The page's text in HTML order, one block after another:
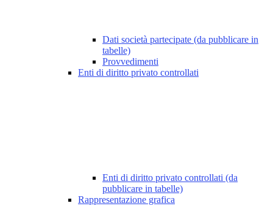
Dati società partecipate (da pubblicare in
tabelle)
Provvedimenti
Enti di diritto privato controllati
Enti di diritto privato controllati (da
pubblicare in tabelle)
Rappresentazione grafica